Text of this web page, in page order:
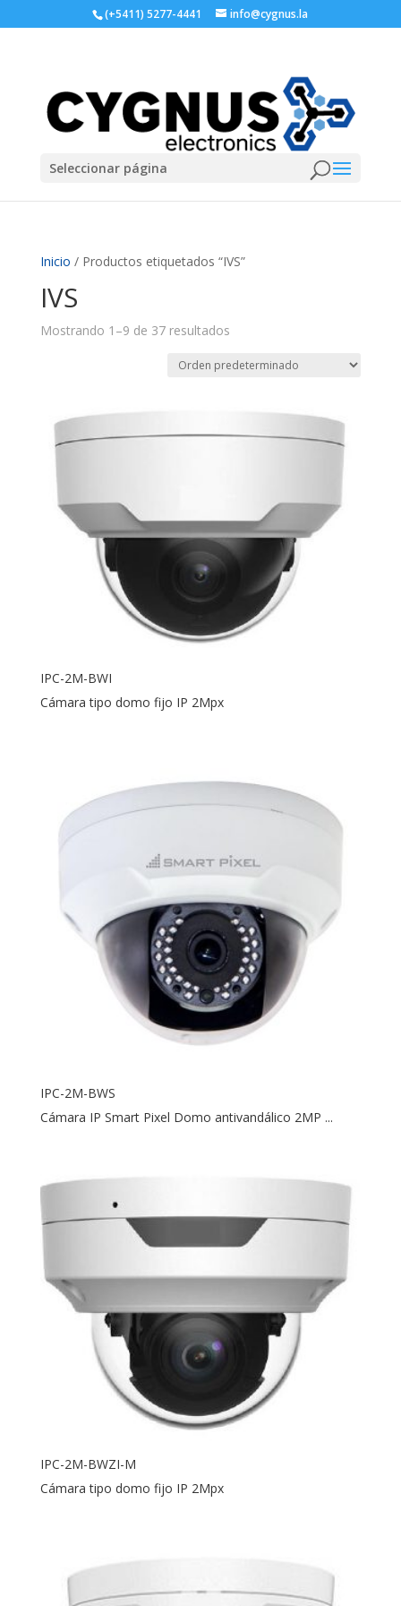
(+5411) 5277-4441 info@cygnus.la
Seleccionar página
Inicio / Productos etiquetados “IVS”
IVS
Mostrando 1–9 de 37 resultados
IPC-2M-BWI
Cámara tipo domo fijo IP 2Mpx
IPC-2M-BWS
Cámara IP Smart Pixel Domo antivandálico 2MP ...
IPC-2M-BWZI-M
Cámara tipo domo fijo IP 2Mpx